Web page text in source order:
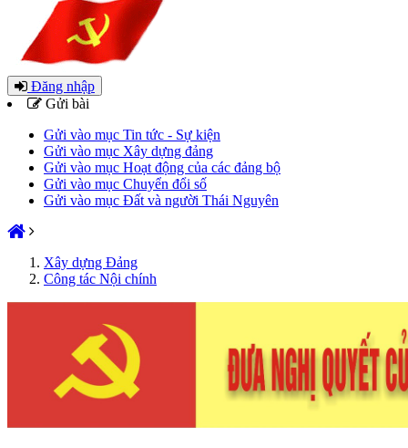
Đăng nhập
Gửi bài
Gửi vào mục Tin tức - Sự kiện
Gửi vào mục Xây dựng đảng
Gửi vào mục Hoạt động của các đảng bộ
Gửi vào mục Chuyển đổi số
Gửi vào mục Đất và người Thái Nguyên
Xây dựng Đảng
Công tác Nội chính